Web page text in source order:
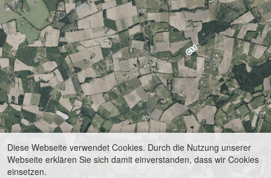
Diese Webseite verwendet Cookies. Durch die Nutzung unserer
Webseite erklären Sie sich damit einverstanden, dass wir Cookies
einsetzen.